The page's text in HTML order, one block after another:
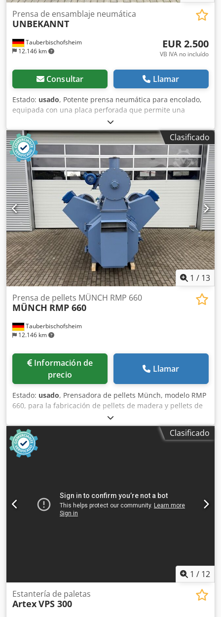
Tauberbischofsheim
12.146 km
Prensa de ensamblaje neumática
UNBEKANNT
EUR 2.500
VB IVA no incluído
Consultar Llamar
Estado: usado, Potente prensa neumática para encolado,
equipada con una placa perforada que permite una
disposición flexible de los cilindros de presión. Un cilindro
sin zapata de presión. Datos técnicos: - Superficie de
presión: aproximadamente 2.800 x 1.000 mm - Ancho: 600
mm - Altura: 1.800 mm Cedpfszryy Eex Amkerf - Cilindros
de presión: 6
Clasificado
1 / 13
Tauberbischofsheim
12.146 km
Prensa de pellets MÜNCH RMP 660
MÜNCH RMP 660
Información de
precio
Llamar
Estado: usado, Prensadora de pellets Münch, modelo RMP
660, para la fabricación de pellets de madera y pellets de
biomasa a partir de aserrín, virutas y otros residuos
orgánicos. La máquina es adecuada para la producción
industrial de pellets, con un alto rendimiento de prensado
y una calidad constante de los pellets. Ideal para
empresas de procesamiento de madera, aserraderos y
Número de rodillos de prensado: 2 - Rendimiento de
prensado: hasta aproximadamente 3-5 t/h
Clasificado
1 / 12
Estantería de paletas
ArtexVPS 300